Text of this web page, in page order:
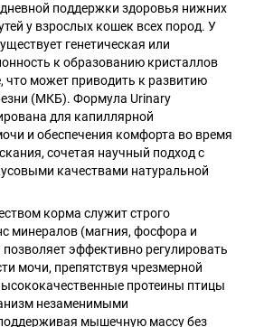
поддержки здоровья нижних
у взрослых кошек всех пород. У
генетическая или
к образованию кристаллов
что может приводить к развитию
(МКБ). Формула Urinary
для капиллярной
и обеспечения комфорта во время
сочетая научный подход с
качествами натуральной
корма служит строго
минералов (магния, фосфора и
эффективно регулировать
мочи, препятствуя чрезмерной
протеины птицы
незаменимыми
мышечную массу без